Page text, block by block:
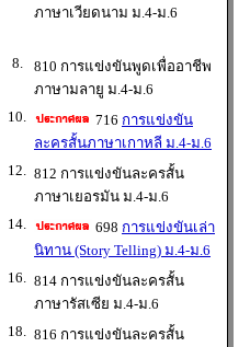
ภาษาเวียดนาม ม.4-ม.6
8.
810 การแข่งขันพูดเพื่ออาชีพ
ภาษามลายู ม.4-ม.6
10. 716 การแข่งขัน
ละครสั้นภาษาเกาหลี ม.4-ม.6
12.
812 การแข่งขันละครสั้น
ภาษาเยอรมัน ม.4-ม.6
14. 698 การแข่งขันเล่า
นิทาน (Story Telling) ม.4-ม.6
16.
814 การแข่งขันละครสั้น
ภาษารัสเซีย ม.4-ม.6
18.
816 การแข่งขันละครสั้น